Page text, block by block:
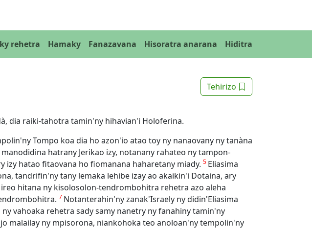
rehetra Hamaky Fanazavana Hisoratra anarana Hiditra
Tehirizo
dia raiki-tahotra tamin'ny hihavian'i Holoferina.
Tompo koa dia ho azon'io atao toy ny nanaovany ny tanàna
hatrany Jerikao izy, notanany rahateo ny tampon-
izy hatao fitaovana ho fiomanana haharetany miady. 5 Eliasima
tandrifin'ny tany lemaka lehibe izay ao akaikin'i Dotaina, ary
hitana ny kisolosolon-tendrombohitra rehetra azo aleha
7 Notanterahin'ny zanak'Israely ny didin'Eliasima
vahoaka rehetra sady samy nanetry ny fanahiny tamin'ny
malailay ny mpisorona, niankohoka teo anoloan'ny tempolin'ny